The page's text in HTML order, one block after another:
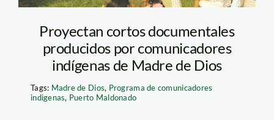
Proyectan cortos documentales
producidos por comunicadores
indígenas de Madre de Dios
Tags: Madre de Dios, Programa de comunicadores
indigenas, Puerto Maldonado